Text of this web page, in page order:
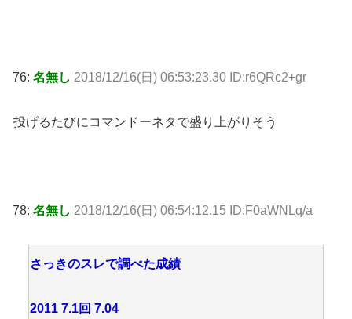
76: 名無し 2018/12/16(日) 06:53:23.30 ID:r6QRc2+gr
投げるたびにコマンドーネタで盛り上がりそう
78: 名無し 2018/12/16(日) 06:54:12.15 ID:F0aWNLq/a
さっきのスレで調べた成績
2011 7.1回 7.04